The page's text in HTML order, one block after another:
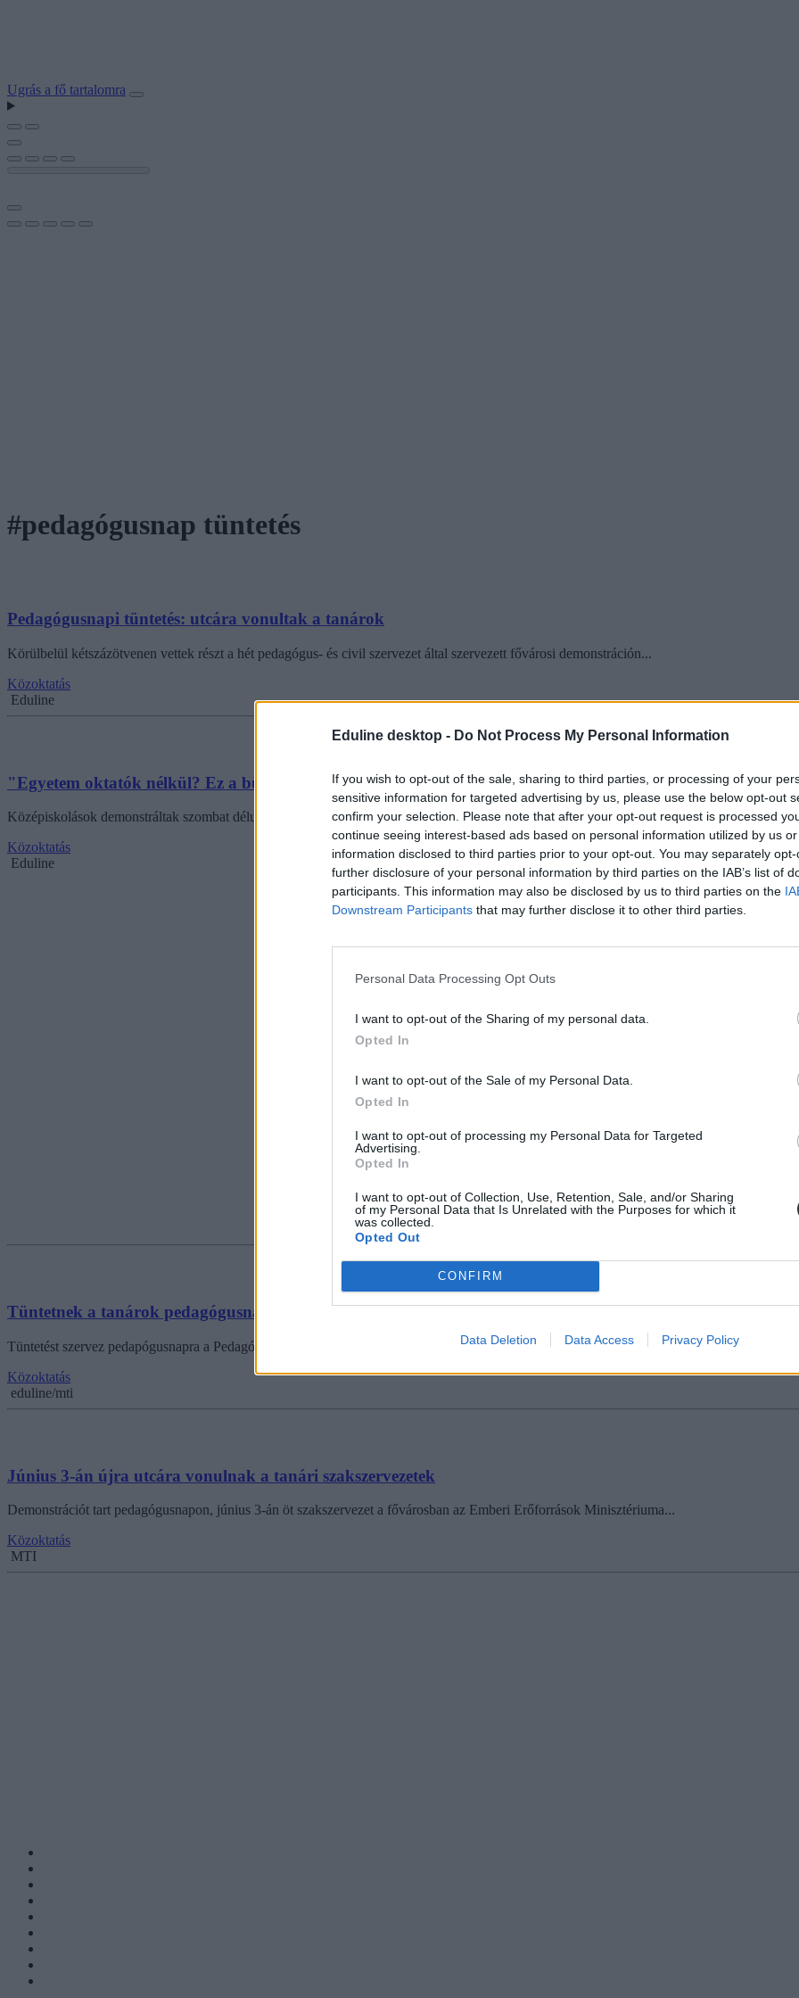
Eduline desktop - Do Not Process My Personal Information
If you wish to opt-out of the sale, sharing to third parties, or processing of your
sensitive information for targeted advertising by us, please use the below opt-out
confirm your selection. Please note that after your opt-out request is processed
continue seeing interest-based ads based on personal information utilized by us
information disclosed to third parties prior to your opt-out. You may separately
further disclosure of your personal information by third parties on the IAB’s list of
participants. This information may also be disclosed by us to third parties on the
Downstream Participants that may further disclose it to other third parties.
Personal Data Processing Opt Outs
I want to opt-out of the Sharing of my personal data.
Opted In
I want to opt-out of the Sale of my Personal Data.
Opted In
I want to opt-out of processing my Personal Data for Targeted
Advertising.
Opted In
I want to opt-out of Collection, Use, Retention, Sale, and/or Sharing
of my Personal Data that Is Unrelated with the Purposes for which it
was collected.
Opted Out
CONFIRM
Data Deletion Data Access Privacy Policy
Ugrás a fő tartalomra
#pedagógusnap tüntetés
Pedagógusnapi tüntetés: utcára vonultak a tanárok
Körülbelül kétszázötvenen vettek részt a hét pedagógus- és civil szervezet által szervezett fővárosi demonstráción...
Közoktatás
Eduline
"Egyetem oktatók nélkül? Ez a büfészak?" - diákok akcióztak a Kálvin téren
Középiskolások demonstráltak szombat délután a Kálvin és a Deák tér között.
Közoktatás
Eduline
Tüntetnek a tanárok pedagógusnapon
Tüntetést szervez pedapógusnapra a Pedagógusok Demokratikus Szakszervezete (PDSZ).
Közoktatás
eduline/mti
Június 3-án újra utcára vonulnak a tanári szakszervezetek
Demonstrációt tart pedagógusnapon, június 3-án öt szakszervezet a fővárosban az Emberi Erőforrások Minisztériuma...
Közoktatás
MTI